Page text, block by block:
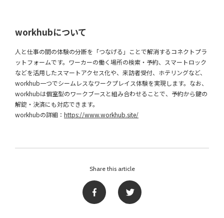
workhubについて
人と仕事の間の体験の分断を「つなげる」ことで解消するコネクトプラ
ットフォームです。ワーカーの働く場所の検索・予約、スマートロック
などを活用したスマートアクセス化や、来訪者受付、ホテリングなど、
workhub一つでシームレスなワークプレイス体験を実現します。なお、
workhubは個室型のワークブースと組み合わせることで、予約から鍵の
解錠・決済にも対応できます。
workhubの詳細： https://www.workhub.site/
Share this article